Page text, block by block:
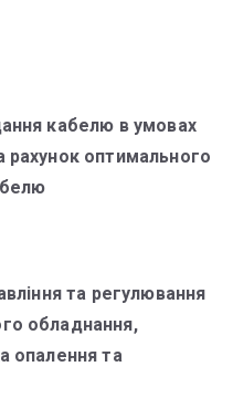
кабелю в умовах
оптимального
та регулювання
обладнання,
опалення та